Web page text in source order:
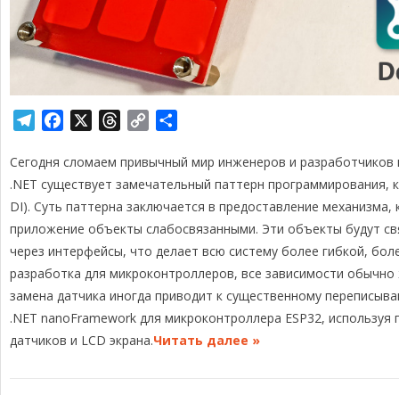
l
e
g
r
a
m
c
e
b
o
o
k
r
e
a
d
s
p
y
L
i
n
k
п
р
а
в
и
т
ь
Сегодня сломаем привычный мир инженеров и
.NET существует замечательный паттерн программирования,
DI). Суть паттерна заключается в предоставление
приложение объекты слабосвязанными. Эти объекты будут
через интерфейсы, что делает всю систему более гибкой,
разработка для микроконтроллеров, все зависимости
замена датчика иногда приводит к существенному
.NET nanoFramework для микроконтроллера ESP32,
датчиков и LCD экрана.Читать далее »